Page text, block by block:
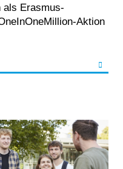
als Erasmus-
Aktion